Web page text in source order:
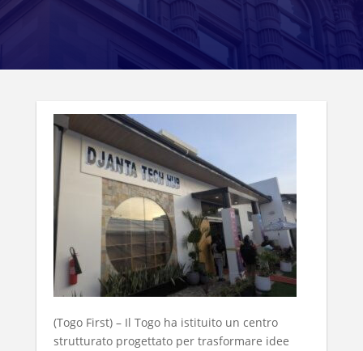
(Togo First) – Il Togo ha istituito un centro
strutturato progettato per trasformare idee